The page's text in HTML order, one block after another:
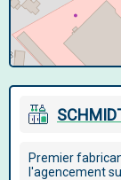
Premier
l'agencement